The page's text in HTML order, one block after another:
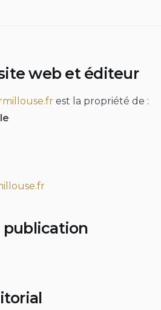
web et éditeur
est la propriété de :
publication